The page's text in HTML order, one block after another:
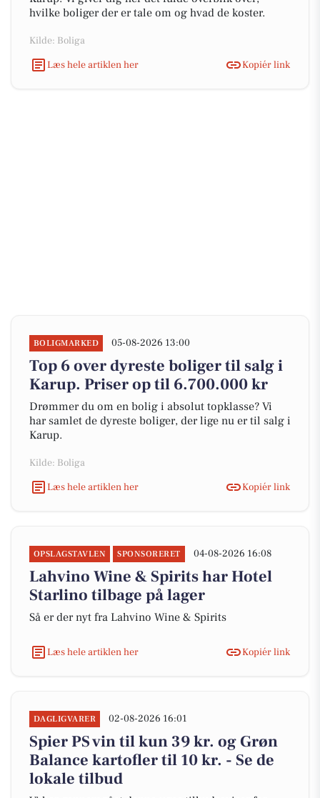
hvilke boliger der er tale om og hvad de koster.
Kilde: Boliga
Læs hele artiklen her
Kopiér link
BOLIGMARKED 05-08-2026 13:00
Top 6 over dyreste boliger til salg i
Karup. Priser op til 6.700.000 kr
Drømmer du om en bolig i absolut topklasse? Vi
har samlet de dyreste boliger, der lige nu er til salg i
Karup.
Kilde: Boliga
Læs hele artiklen her
Kopiér link
OPSLAGSTAVLEN SPONSORERET 04-08-2026 16:08
Lahvino Wine & Spirits har Hotel
Starlino tilbage på lager
Så er der nyt fra Lahvino Wine & Spirits
Læs hele artiklen her Kopiér link
DAGLIGVARER 02-08-2026 16:01
Spier PS vin til kun 39 kr. og Grøn
Balance kartofler til 10 kr. - Se de
lokale tilbud